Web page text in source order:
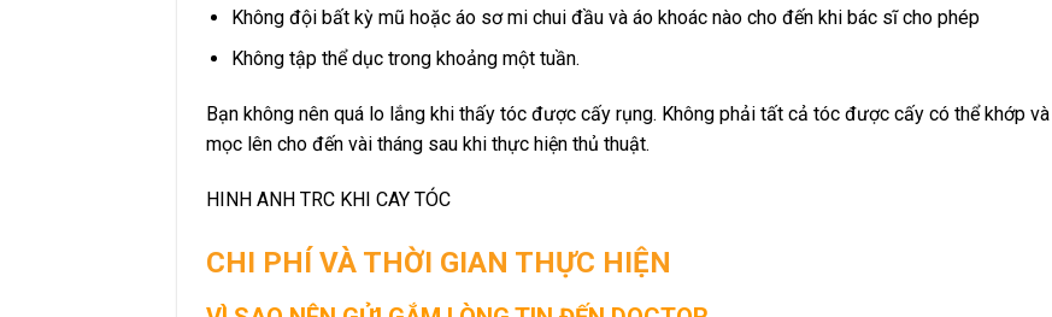
Không đội bất kỳ mũ hoặc áo sơ mi chui đầu và áo khoác nào cho đến khi bác sĩ cho phép
Không tập thể dục trong khoảng một tuần.
Bạn không nên quá lo lắng khi thấy tóc được cấy rụng. Không phải tất cả tóc được cấy có thể khớp và
mọc lên cho đến vài tháng sau khi thực hiện thủ thuật.
HINH ANH TRC KHI CAY TÓC
CHI PHÍ VÀ THỜI GIAN THỰC HIỆN